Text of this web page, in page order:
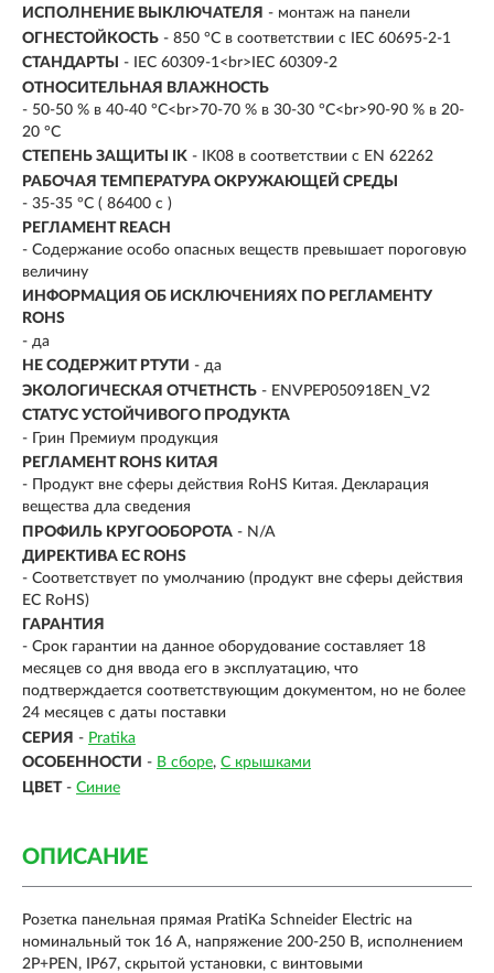
ИСПОЛНЕНИЕ ВЫКЛЮЧАТЕЛЯ - монтаж на панели
ОГНЕСТОЙКОСТЬ - 850 °C в соответствии с IEC 60695-2-1
СТАНДАРТЫ
- IEC 60309-1<br>IEC 60309-2
ОТНОСИТЕЛЬНАЯ ВЛАЖНОСТЬ
- 50-50 % в 40-40 °C<br>70-70 % в 30-30 °C<br>90-90 % в 20-
20 °C
СТЕПЕНЬ ЗАЩИТЫ IK - IK08 в соответствии с EN 62262
РАБОЧАЯ ТЕМПЕРАТУРА ОКРУЖАЮЩЕЙ СРЕДЫ
- 35-35 °C ( 86400 с )
РЕГЛАМЕНТ REACH
- Содержание особо опасных веществ превышает пороговую
величину
ИНФОРМАЦИЯ ОБ ИСКЛЮЧЕНИЯХ ПО РЕГЛАМЕНТУ
ROHS
- да
НЕ СОДЕРЖИТ РТУТИ - да
ЭКОЛОГИЧЕСКАЯ ОТЧЕТНСТЬ - ENVPEP050918EN_V2
СТАТУС УСТОЙЧИВОГО ПРОДУКТА
- Грин Премиум продукция
РЕГЛАМЕНТ ROHS КИТАЯ
- Продукт вне сферы действия RoHS Китая. Декларация
вещества дла сведения
ПРОФИЛЬ КРУГООБОРОТА - N/A
ДИРЕКТИВА EC ROHS
- Соответствует по умолчанию (продукт вне сферы действия
ЕС RoHS)
ГАРАНТИЯ
- Срок гарантии на данное оборудование составляет 18
месяцев со дня ввода его в эксплуатацию, что
подтверждается соответствующим документом, но не более
24 месяцев с даты поставки
СЕРИЯ - Pratika
ОСОБЕННОСТИ - В сборе С крышками
ЦВЕТ - Синие
ОПИСАНИЕ
Розетка панельная прямая PratiKa Schneider Electric на
номинальный ток 16 А, напряжение 200-250 В, исполнением
2P+PEN, IP67, скрытой установки, с винтовыми